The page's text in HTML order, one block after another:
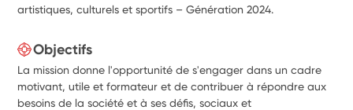
artistiques, culturels et sportifs – Génération 2024.
Objectifs
La mission donne l'opportunité de s'engager dans un cadre
motivant, utile et formateur et de contribuer à répondre aux
besoins de la société et à ses défis, sociaux et